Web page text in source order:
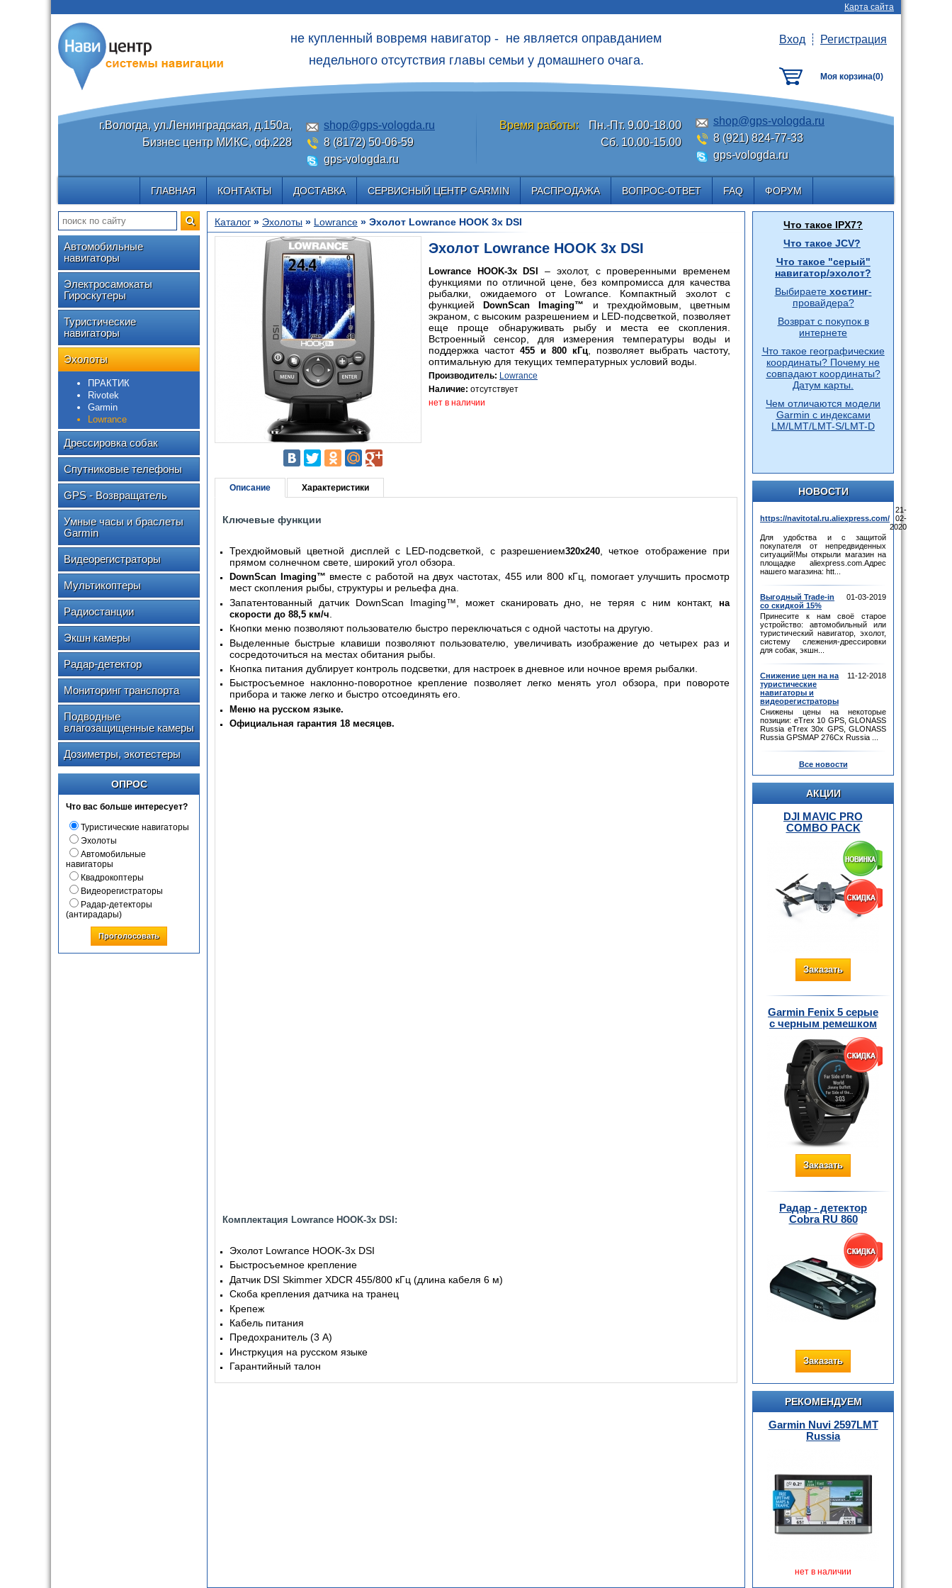
Карта сайта
не купленный вовремя навигатор - не является оправданием
недельного отсутcтвия главы семьи у домашнего очага.
г.Вологда, ул.Ленинградская, д.150а,
Бизнес центр МИКС, оф.228
shop@gps-vologda.ru
8 (8172) 50-06-59
gps-vologda.ru
Время работы:
Пн.-Пт. 9.00-18.00
Сб. 10.00-15.00
shop@gps-vologda.ru
8 (921) 824-77-33
gps-vologda.ru
Вход Регистрация
Моя корзина(0)
ГЛАВНАЯ КОНТАКТЫ ДОСТАВКА СЕРВИСНЫЙ ЦЕНТР GARMIN РАСПРОДАЖА ВОПРОС-ОТВЕТ FAQ ФОРУМ
Автомобильные
навигаторы
Электросамокаты
Гироскутеры
Туристические
навигаторы
Эхолоты
ПРАКТИК
Rivotek
Garmin
Lowrance
Дрессировка собак
Спутниковые телефоны
GPS - Возвращатель
Умные часы и браслеты
Garmin
Видеорегистраторы
Мультикоптеры
Радиостанции
Экшн камеры
Радар-детектор
Мониторинг транспорта
Подводные
влагозащищенные камеры
Дозиметры, экотестеры
ОПРОС
Что вас больше интересует?
Туристические навигаторы
Эхолоты
Автомобильные
навигаторы
Квадрокоптеры
Видеорегистраторы
Радар-детекторы
(антирадары)
Проголосовать
Что такое IPX7?
Что такое JCV?
Что такое "серый"
навигатор/эхолот?
Выбираете хостинг-
провайдера?
Возврат с покупок в
интернете
Что такое географические
координаты? Почему не
совпадают координаты?
Датум карты.
Чем отличаются модели
Garmin с индексами
LM/LMT/LMT-S/LMT-D
НОВОСТИ
https://navitotal.ru.aliexpress.com/
21-
02-
2020
Для удобства и с защитой
покупателя от непредвиденных
ситуаций!Мы открыли магазин на
площадке aliexpress.com.Адрес
нашего магазина: htt...
Выгодный Trade-in
со скидкой 15%
01-03-2019
Принесите к нам своё старое
устройство: автомобильный или
туристический навигатор, эхолот,
систему слежения-дрессировки
для собак, экшн...
Снижение цен на на
туристические
навигаторы и
видеорегистраторы
11-12-2018
Снижены цены на некоторые
позиции: eTrex 10 GPS, GLONASS
Russia eTrex 30x GPS, GLONASS
Russia GPSMAP 276Cx Russia ...
Все новости
АКЦИИ
DJI MAVIC PRO
COMBO PACK
Заказать
Garmin Fenix 5 серые
с черным ремешком
Заказать
Радар - детектор
Cobra RU 860
Заказать
РЕКОМЕНДУЕМ
Garmin Nuvi 2597LMT
Russia
нет в наличии
Каталог » Эхолоты » Lowrance » Эхолот Lowrance HOOK 3x DSI
Эхолот Lowrance HOOK 3x DSI
Lowrance HOOK-3x DSI
– эхолот, с проверенными временем
функциями по отличной цене, без компромисса для качества
рыбалки, ожидаемого от Lowrance. Компактный эхолот с
функциейDownScan Imaging™
и трехдюймовым, цветным
экраном, с высоким разрешением и LED-подсветкой, позволяет
еще проще обнаруживать рыбу и места ее скопления.
Встроенный сенсор, для измерения температуры воды и
поддержка частот 455 и 800 кГц , позволяет выбрать частоту,
оптимальную для текущих температурных условий воды.
Производитель: Lowrance
Наличие: отсутствует
нет в наличии
Описание Характеристики
Ключевые функции
Трехдюймовый цветной дисплей с LED-подсветкой, с разрешением320х240 , четкое отображение при
прямом солнечном свете, широкий угол обзора.
DownScan Imaging™ вместе с работой на двух частотах, 455 или 800 кГц, помогает улучшить просмотр
мест скопления рыбы, структуры и рельефа дна.
Запатентованный датчик DownScan Imaging™, может сканировать дно, не теряя с ним контакт, на
скорости до 88,5 км/ч
Кнопки меню позволяют пользователю быстро переключаться с одной частоты на другую.
Выделенные быстрые клавиши позволяют пользователю, увеличивать изображение до четырех раз и
сосредоточиться на местах обитания рыбы.
Кнопка питания дублирует контроль подсветки, для настроек в дневное или ночное время рыбалки.
Быстросъемное наклонно-поворотное крепление позволяет легко менять угол обзора, при повороте
прибора и также легко и быстро отсоединять его.
Меню на русском языке.
Официальная гарантия 18 месяцев.
Комплектация Lowrance HOOK-3x DSI:
Эхолот Lowrance HOOK-3x DSI
Быстросъемное крепление
Датчик DSI Skimmer XDCR 455/800 кГц (длина кабеля 6 м)
Скоба крепления датчика на транец
Крепеж
Кабель питания
Предохранитель (3 А)
Инстркуция на русском языке
Гарантийный талон